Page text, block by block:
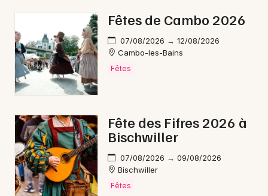
Mon email Fêtes de Cambo 2026
07/08/2026 → 12/08/2026
Cambo-les-Bains
Fêtes
Fête des Fifres 2026 à
Bischwiller
07/08/2026 → 09/08/2026
Bischwiller
Fêtes